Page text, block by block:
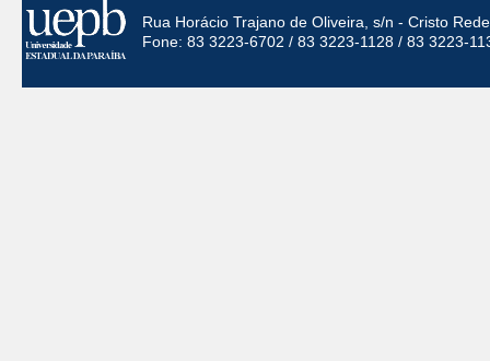
Rua Horácio Trajano de Oliveira, s/n - Cristo
Fone: 83 3223-6702 / 83 3223-1128 / 83 3223-